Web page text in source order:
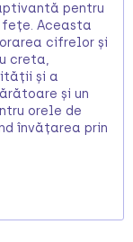
pentru
fețe. Aceasta
cifrelor și
creta,
și a
și un
orele de
învățarea prin